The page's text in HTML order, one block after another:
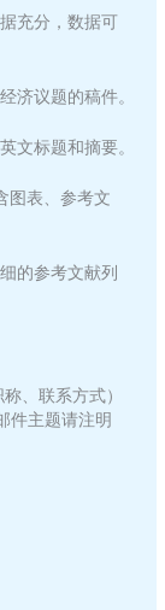
充分，数据可
济议题的稿件。
文标题和摘要。
图表、参考文
的参考文献列
、联系方式）
件主题请注明